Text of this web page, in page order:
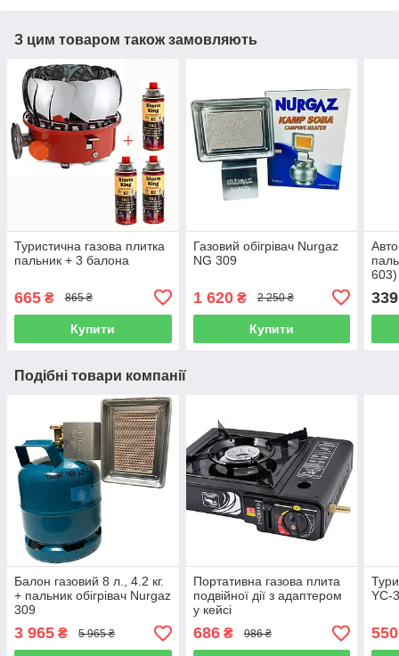
З цим товаром також замовляють
Туристична газова плитка
пальник + 3 балона
665 ₴ 865 ₴
Купити
Газовий обігрівач Nurgaz
NG 309
1 620₴ 2 250 ₴
Купити
603)
339
Подібні товари компанії
Балон газовий 8 л., 4.2 кг.
+ пальник обігрівач Nurgaz
309
3 965 ₴ 5 965 ₴
Портативна газова плита
подвійної дії з адаптером
у кейсі
686₴ 986 ₴
YC-
550